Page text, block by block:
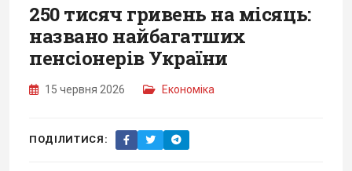
250 тисяч гривень на місяць:
названо найбагатших
пенсіонерів України
15 червня 2026 Економіка
ПОДІЛИТИСЯ: